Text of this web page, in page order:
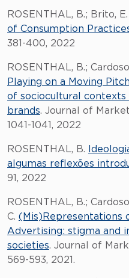
ROSENTHAL, B.; Brito, E.
of Consumption
381-400, 2022
ROSENTHAL, B.;
Playing on a Moving
of sociocultural contexts
brands. Journal of
1041-1041, 2022
ROSENTHAL, B.
algumas reflexões
91, 2022
ROSENTHAL, B.;
C. (Mis)Representations
Advertising: stigma and
societies. Journal of
569-593, 2021.